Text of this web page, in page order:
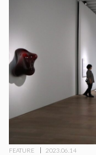
FEATURE 2023.06.14